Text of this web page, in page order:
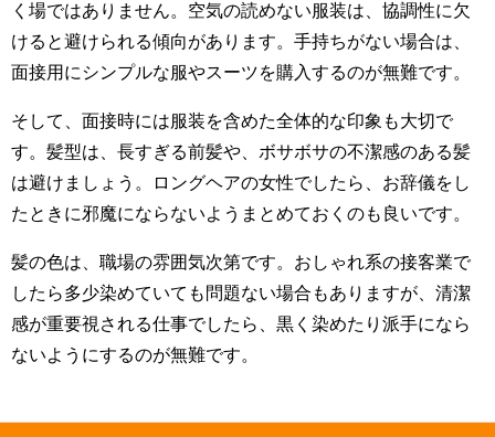
く場ではありません。空気の読めない服装は、協調性に欠
けると避けられる傾向があります。手持ちがない場合は、
面接用にシンプルな服やスーツを購入するのが無難です。
そして、面接時には服装を含めた全体的な印象も大切で
す。髪型は、長すぎる前髪や、ボサボサの不潔感のある髪
は避けましょう。ロングヘアの女性でしたら、お辞儀をし
たときに邪魔にならないようまとめておくのも良いです。
髪の色は、職場の雰囲気次第です。おしゃれ系の接客業で
したら多少染めていても問題ない場合もありますが、清潔
感が重要視される仕事でしたら、黒く染めたり派手になら
ないようにするのが無難です。